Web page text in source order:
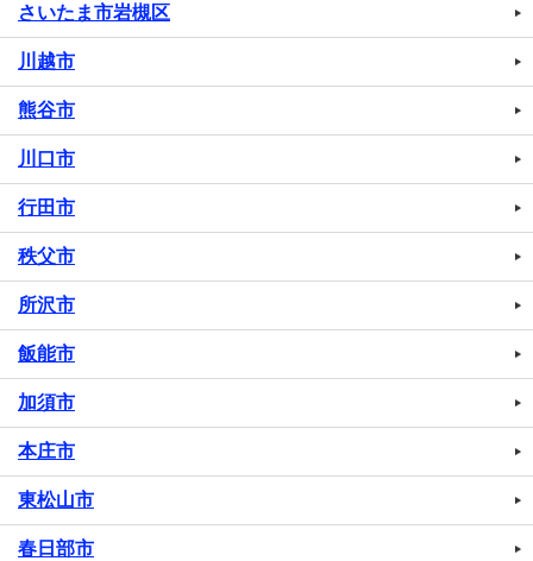
さいたま市岩槻区
川越市
熊谷市
川口市
行田市
秩父市
所沢市
飯能市
加須市
本庄市
東松山市
春日部市